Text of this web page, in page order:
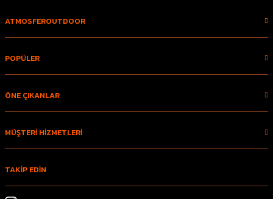
ATMOSFEROUTDOOR
POPÜLER
ÖNE ÇIKANLAR
MÜŞTERİ HİZMETLERİ
TAKİP EDİN